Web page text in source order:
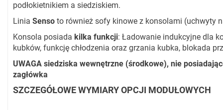
podłokietnikiem a siedziskiem.
Linia Senso to również sofy kinowe z konsolami (uchwyty
Konsola posiada kilka funkcji: Ładowanie indukcyjne dla
kubków, funkcję chłodzenia oraz grzania kubka, blokada
UWAGA siedziska wewnętrzne (środkowe), nie
zagłówka
SZCZEGÓŁOWE WYMIARY OPCJI MODUŁOWYCH